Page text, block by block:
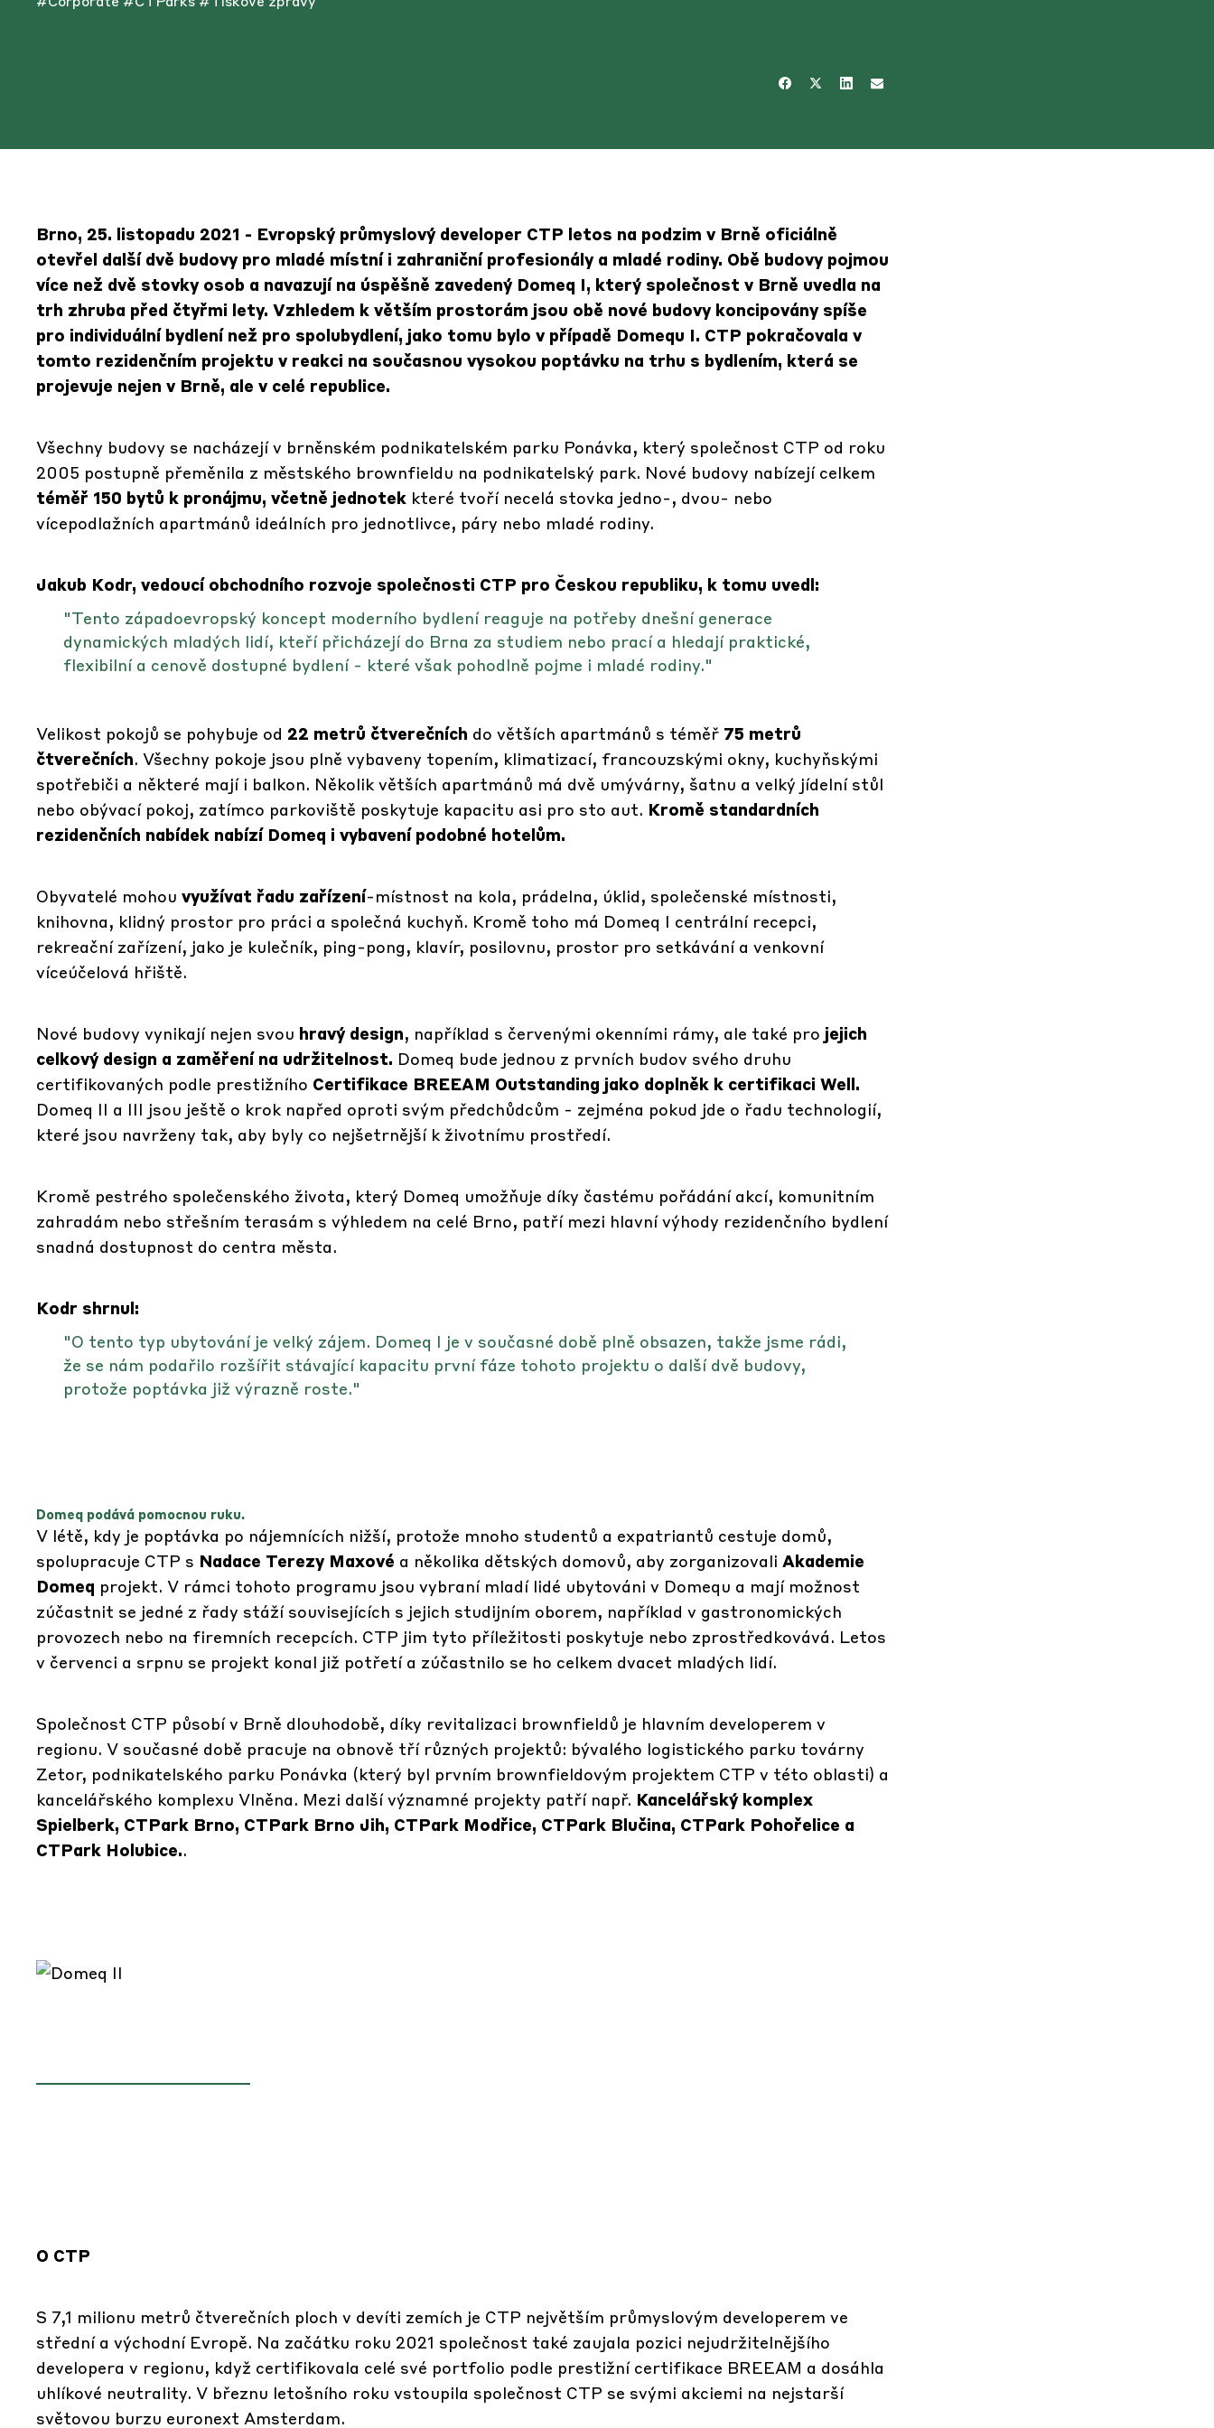
Brno, 25. listopadu 2021 - Evropský průmyslový developer CTP letos na podzim v Brně oficiálně
otevřel další dvě budovy pro mladé místní i zahraniční profesionály a mladé rodiny. Obě budovy pojmou
více než dvě stovky osob a navazují na úspěšně zavedený Domeq I, který společnost v Brně uvedla na
trh zhruba před čtyřmi lety. Vzhledem k větším prostorám jsou obě nové budovy koncipovány spíše
pro individuální bydlení než pro spolubydlení, jako tomu bylo v případě Domequ I. CTP pokračovala v
tomto rezidenčním projektu v reakci na současnou vysokou poptávku na trhu s bydlením, která se
projevuje nejen v Brně, ale v celé republice.
Všechny budovy se nacházejí v brněnském podnikatelském parku Ponávka, který společnost CTP od roku
2005 postupně přeměnila z městského brownfieldu na podnikatelský park. Nové budovy nabízejí celkem
téměř 150 bytů k pronájmu, včetně jednotek které tvoří necelá stovka jedno-, dvou- nebo
vícepodlažních apartmánů ideálních pro jednotlivce, páry nebo mladé rodiny.
Jakub Kodr, vedoucí obchodního rozvoje společnosti CTP pro Českou republiku, k tomu uvedl:
"Tento západoevropský koncept moderního bydlení reaguje na potřeby dnešní generace
dynamických mladých lidí, kteří přicházejí do Brna za studiem nebo prací a hledají praktické,
flexibilní a cenově dostupné bydlení - které však pohodlně pojme i mladé rodiny."
Velikost pokojů se pohybuje od 22 metrů čtverečních do větších apartmánů s téměř 75 metrů
čtverečních. Všechny pokoje jsou plně vybaveny topením, klimatizací, francouzskými okny, kuchyňskými
spotřebiči a některé mají i balkon. Několik větších apartmánů má dvě umývárny, šatnu a velký jídelní stůl
nebo obývací pokoj, zatímco parkoviště poskytuje kapacitu asi pro sto aut. Kromě standardních
rezidenčních nabídek nabízí Domeq i vybavení podobné hotelům.
Obyvatelé mohou využívat řadu zařízení-místnost na kola, prádelna, úklid, společenské místnosti,
knihovna, klidný prostor pro práci a společná kuchyň. Kromě toho má Domeq I centrální recepci,
rekreační zařízení, jako je kulečník, ping-pong, klavír, posilovnu, prostor pro setkávání a venkovní
víceúčelová hřiště.
Nové budovy vynikají nejen svou hravý design, například s červenými okenními rámy, ale také pro jejich
celkový design a zaměření na udržitelnost. Domeq bude jednou z prvních budov svého druhu
certifikovaných podle prestižního Certifikace BREEAM Outstanding jako doplněk k certifikaci Well.
Domeq II a III jsou ještě o krok napřed oproti svým předchůdcům - zejména pokud jde o řadu technologií,
které jsou navrženy tak, aby byly co nejšetrnější k životnímu prostředí.
Kromě pestrého společenského života, který Domeq umožňuje díky častému pořádání akcí, komunitním
zahradám nebo střešním terasám s výhledem na celé Brno, patří mezi hlavní výhody rezidenčního bydlení
snadná dostupnost do centra města.
Kodr shrnul:
"O tento typ ubytování je velký zájem. Domeq I je v současné době plně obsazen, takže jsme rádi,
že se nám podařilo rozšířit stávající kapacitu první fáze tohoto projektu o další dvě budovy,
protože poptávka již výrazně roste."
Domeq podává pomocnou ruku.
V létě, kdy je poptávka po nájemnících nižší, protože mnoho studentů a expatriantů cestuje domů,
spolupracuje CTP s Nadace Terezy Maxové a několika dětských domovů, aby zorganizovali Akademie
Domeq projekt. V rámci tohoto programu jsou vybraní mladí lidé ubytováni v Domequ a mají možnost
zúčastnit se jedné z řady stáží souvisejících s jejich studijním oborem, například v gastronomických
provozech nebo na firemních recepcích. CTP jim tyto příležitosti poskytuje nebo zprostředkovává. Letos
v červenci a srpnu se projekt konal již potřetí a zúčastnilo se ho celkem dvacet mladých lidí.
Společnost CTP působí v Brně dlouhodobě, díky revitalizaci brownfieldů je hlavním developerem v
regionu. V současné době pracuje na obnově tří různých projektů: bývalého logistického parku továrny
Zetor, podnikatelského parku Ponávka (který byl prvním brownfieldovým projektem CTP v této oblasti) a
kancelářského komplexu Vlněna. Mezi další významné projekty patří např. Kancelářský komplex
Spielberk, CTPark Brno, CTPark Brno Jih, CTPark Modřice, CTPark Blučina, CTPark Pohořelice a
CTPark Holubice..
O CTP
S 7,1 milionu metrů čtverečních ploch v devíti zemích je CTP největším průmyslovým developerem ve
střední a východní Evropě. Na začátku roku 2021 společnost také zaujala pozici nejudržitelnějšího
developera v regionu, když certifikovala celé své portfolio podle prestižní certifikace BREEAM a dosáhla
uhlíkové neutrality. V březnu letošního roku vstoupila společnost CTP se svými akciemi na nejstarší
světovou burzu euronext Amsterdam.